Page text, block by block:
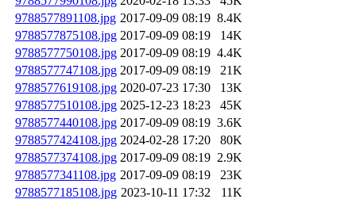
9788577891108.jpg 2017-09-09 08:19 8.4K
9788577875108.jpg 2017-09-09 08:19
14K
9788577750108.jpg 2017-09-09 08:19 4.4K
9788577747108.jpg 2017-09-09 08:19
21K
9788577619108.jpg 2020-07-23 17:30
13K
9788577510108.jpg 2025-12-23 18:23
45K
9788577440108.jpg 2017-09-09 08:19 3.6K
9788577424108.jpg 2024-02-28 17:20
80K
9788577374108.jpg 2017-09-09 08:19 2.9K
9788577341108.jpg 2017-09-09 08:19
23K
9788577185108.jpg 2023-10-11 17:32
11K